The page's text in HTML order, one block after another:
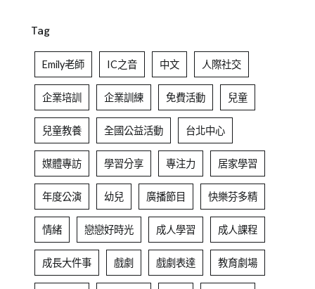
Tag
Emily老師 IC之音 中文 人際社交
企業培訓 企業訓練 免費活動 兒童
兒童教養 全國公益活動 台北中心
媒體專訪 學習分享 專注力 居家學習
年度公演 幼兒 廣播節目 快樂芬多精
情緒 戀戀好時光 成人學習 成人課程
成長大件事 戲劇 戲劇表達 教育劇場